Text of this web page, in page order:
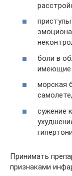
боли в
имеющие
морская
сужение
Принимать
признаками